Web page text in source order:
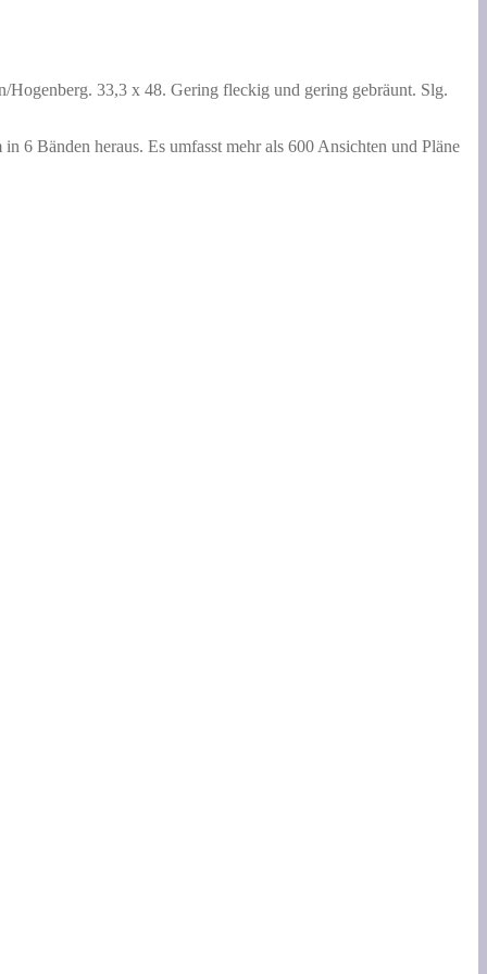
33,3 x 48. Gering fleckig und gering gebräunt. Slg.
6 Bänden heraus. Es umfasst mehr als 600 Ansichten und Pläne